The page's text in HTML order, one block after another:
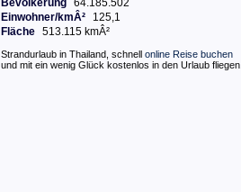
Bevölkerung 64.185.502
Einwohner/kmÂ²
125,1
Fläche 513.115 kmÂ²
Strandurlaub in Thailand, schnell online Reise buchen
und mit ein wenig Glück kostenlos in den Urlaub fliegen.